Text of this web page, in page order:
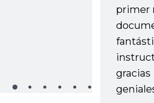
primer
gracias